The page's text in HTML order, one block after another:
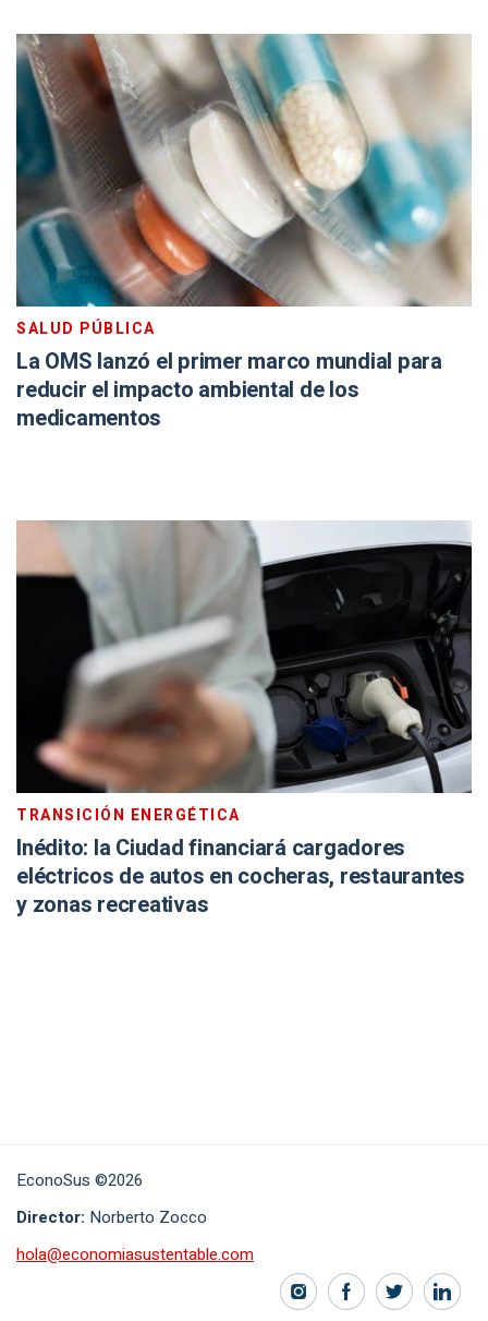
SALUD PÚBLICA
La OMS lanzó el primer marco mundial para
reducir el impacto ambiental de los
medicamentos
TRANSICIÓN ENERGÉTICA
Inédito: la Ciudad financiará cargadores
eléctricos de autos en cocheras, restaurantes
y zonas recreativas
EconoSus ©2026
Director: Norberto Zocco
hola@economiasustentable.com